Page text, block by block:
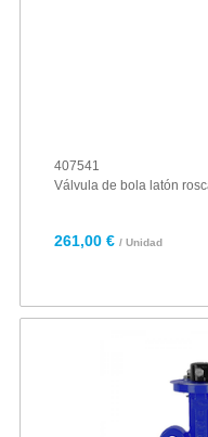
407541
Válvula de bola latón
261,00 € / Unidad